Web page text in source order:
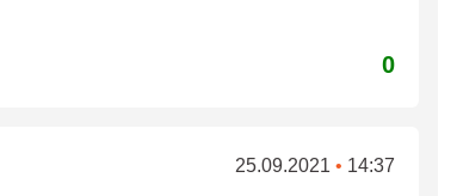
0
25.09.2021 • 14:37